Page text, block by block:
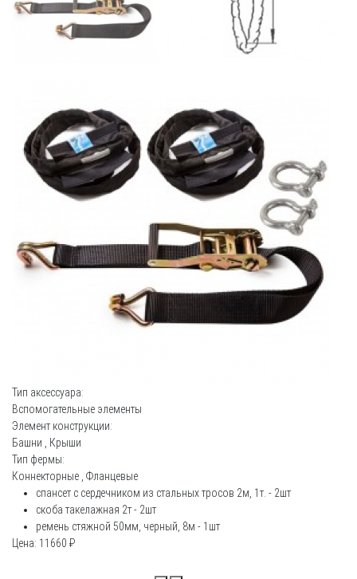
Тип аксессуара:
Вспомогательные элементы
Элемент конструкции:
Башни , Крыши
Тип фермы:
Коннекторные , Фланцевые
cпансет с сердечником из стальных тросов 2м, 1т. - 2шт
скоба такелажная 2т - 2шт
ремень стяжной 50мм, черный, 8м - 1шт
Цена: 11660 ₽